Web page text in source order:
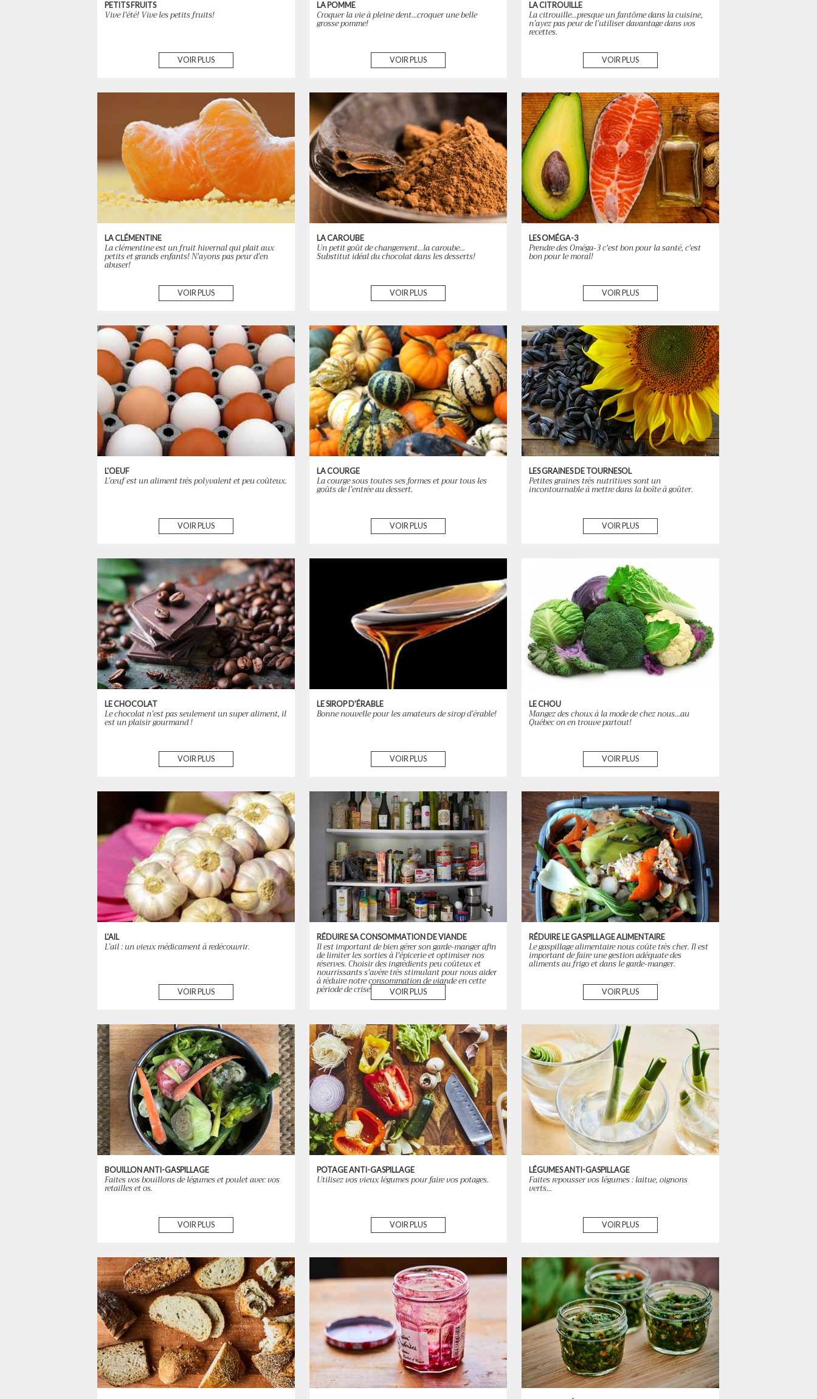
PETITS FRUITS
Vive l'été! Vive les petits fruits!
VOIR PLUS
LA POMME
Croquer la vie à pleine dent...croquer une belle
grosse pomme!
VOIR PLUS
LA CITROUILLE
La citrouille...presque un fantôme dans la cuisine,
n’ayez pas peur de l’utiliser davantage dans vos
recettes.
VOIR PLUS
LA CLÉMENTINE
La clémentine est un fruit hivernal qui plait aux
petits et grands enfants! N'ayons pas peur d'en
abuser!
VOIR PLUS
LA CAROUBE
Un petit goût de changement…la caroube…
Substitut idéal du chocolat dans les desserts!
VOIR PLUS
LES OMÉGA-3
Prendre des Oméga-3 c'est bon pour la santé, c'est
bon pour le moral!
VOIR PLUS
L'OEUF
L’œuf est un aliment très polyvalent et peu coûteux.
VOIR PLUS
LA COURGE
La courge sous toutes ses formes et pour tous les
goûts de l’entrée au dessert.
VOIR PLUS
LES GRAINES DE TOURNESOL
Petites graines très nutritives sont un
incontournable à mettre dans la boîte à goûter.
VOIR PLUS
LE CHOCOLAT
Le chocolat n’est pas seulement un super aliment, il
est un plaisir gourmand !
VOIR PLUS
LE SIROP D'ÉRABLE
Bonne nouvelle pour les amateurs de sirop d’érable!
VOIR PLUS
LE CHOU
Mangez des choux à la mode de chez nous...au
Québec on en trouve partout!
VOIR PLUS
L'AIL
L’ail : un vieux médicament à redécouvrir.
VOIR PLUS
RÉDUIRE SA CONSOMMATION DE VIANDE
Il est important de bien gérer son garde-manger afin
de limiter les sorties à l'épicerie et optimiser nos
réserves. Choisir des ingrédients peu coûteux et
nourrissants s'avère très stimulant pour nous aider
à réduire notre consommation de viande en cette
période de crise. VOIR PLUS
RÉDUIRE LE GASPILLAGE ALIMENTAIRE
Le gaspillage alimentaire nous coûte très cher. Il est
important de faire une gestion adéquate des
aliments au frigo et dans le garde-manger.
VOIR PLUS
BOUILLON ANTI-GASPILLAGE
Faites vos bouillons de légumes et poulet avec vos
retailles et os.
VOIR PLUS
POTAGE ANTI-GASPILLAGE
Utilisez vos vieux légumes pour faire vos potages.
VOIR PLUS
LÉGUMES ANTI-GASPILLAGE
Faites repousser vos légumes : laitue, oignons
verts…
VOIR PLUS